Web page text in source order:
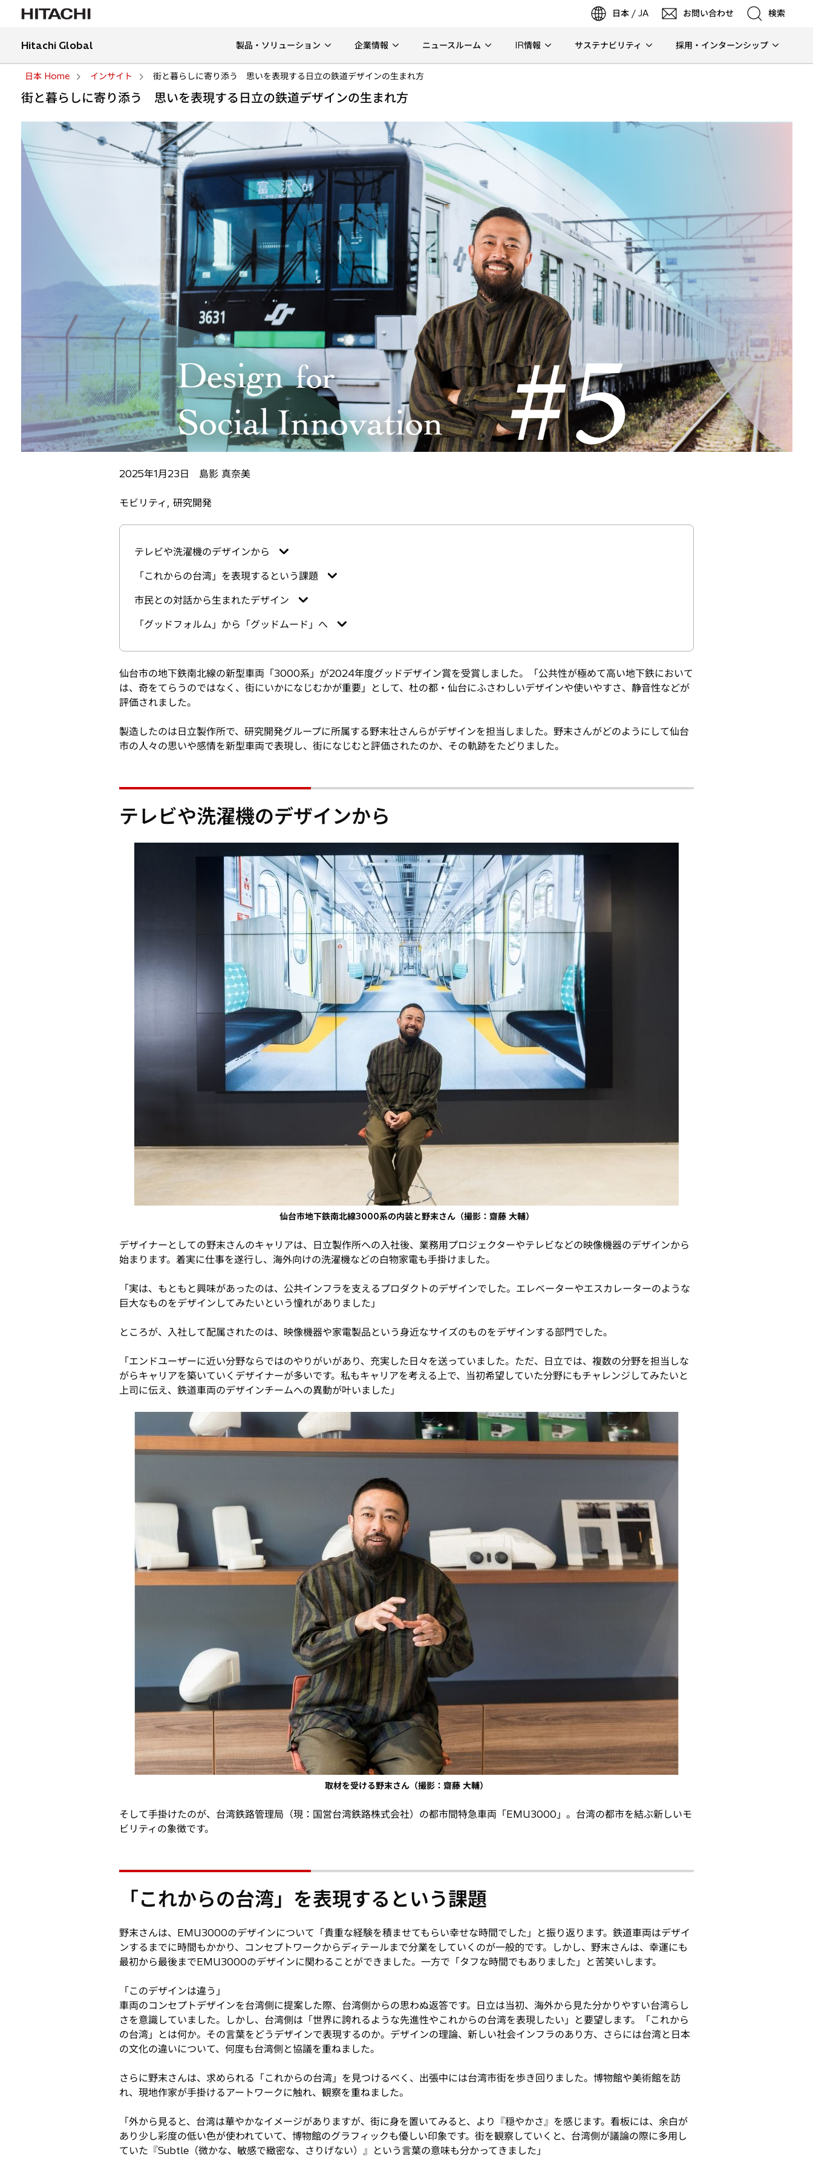
日本 / JA お問い合わせ 検索
検索
Hitachi Global 製品・ソリューション 企業情報 ニュースルーム IR情報 サステナビリティ 採用・インターンシップ
日本 Home インサイト 街と暮らしに寄り添う 思いを表現する日立の鉄道デザインの生まれ方
街と暮らしに寄り添う 思いを表現する日立の鉄道デザインの生まれ方
2025年1月23日 島影 真奈美
モビリティ, 研究開発
テレビや洗濯機のデザインから
「これからの台湾」を表現するという課題
市民との対話から生まれたデザイン
「グッドフォルム」から「グッドムード」へ
仙台市の地下鉄南北線の新型車両「3000系」が2024年度グッドデザイン賞を受賞しました。「公共性が極めて高い地下鉄において
は、奇をてらうのではなく、街にいかになじむかが重要」として、杜の都・仙台にふさわしいデザインや使いやすさ、静音性などが
評価されました。
製造したのは日立製作所で、研究開発グループに所属する野末壮さんらがデザインを担当しました。野末さんがどのようにして仙台
市の人々の思いや感情を新型車両で表現し、街になじむと評価されたのか、その軌跡をたどりました。
テレビや洗濯機のデザインから
仙台市地下鉄南北線3000系の内装と野末さん（撮影：齋藤 大輔）
デザイナーとしての野末さんのキャリアは、日立製作所への入社後、業務用プロジェクターやテレビなどの映像機器のデザインから
始まります。着実に仕事を遂行し、海外向けの洗濯機などの白物家電も手掛けました。
「実は、もともと興味があったのは、公共インフラを支えるプロダクトのデザインでした。エレベーターやエスカレーターのような
巨大なものをデザインしてみたいという憧れがありました」
ところが、入社して配属されたのは、映像機器や家電製品という身近なサイズのものをデザインする部門でした。
「エンドユーザーに近い分野ならではのやりがいがあり、充実した日々を送っていました。ただ、日立では、複数の分野を担当しな
がらキャリアを築いていくデザイナーが多いです。私もキャリアを考える上で、当初希望していた分野にもチャレンジしてみたいと
上司に伝え、鉄道車両のデザインチームへの異動が叶いました」
取材を受ける野末さん（撮影：齋藤 大輔）
そして手掛けたのが、台湾鉄路管理局（現：国営台湾鉄路株式会社）の都市間特急車両「EMU3000」。台湾の都市を結ぶ新しいモ
ビリティの象徴です。
「これからの台湾」を表現するという課題
野末さんは、EMU3000のデザインについて「貴重な経験を積ませてもらい幸せな時間でした」と振り返ります。鉄道車両はデザイ
ンするまでに時間もかかり、コンセプトワークからディテールまで分業をしていくのが一般的です。しかし、野末さんは、幸運にも
最初から最後までEMU3000のデザインに関わることができました。一方で「タフな時間でもありました」と苦笑いします。
「このデザインは違う」
車両のコンセプトデザインを台湾側に提案した際、台湾側からの思わぬ返答です。日立は当初、海外から見た分かりやすい台湾らし
さを意識していました。しかし、台湾側は「世界に誇れるような先進性やこれからの台湾を表現したい」と要望します。「これから
の台湾」とは何か。その言葉をどうデザインで表現するのか。デザインの理論、新しい社会インフラのあり方、さらには台湾と日本
の文化の違いについて、何度も台湾側と協議を重ねました。
さらに野末さんは、求められる「これからの台湾」を見つけるべく、出張中には台湾市街を歩き回りました。博物館や美術館を訪
れ、現地作家が手掛けるアートワークに触れ、観察を重ねました。
「外から見ると、台湾は華やかなイメージがありますが、街に身を置いてみると、より『穏やかさ』を感じます。看板には、余白が
あり少し彩度の低い色が使われていて、博物館のグラフィックも優しい印象です。街を観察していくと、台湾側が議論の際に多用し
ていた『Subtle（微かな、敏感で緻密な、さりげない）』という言葉の意味も分かってきました」